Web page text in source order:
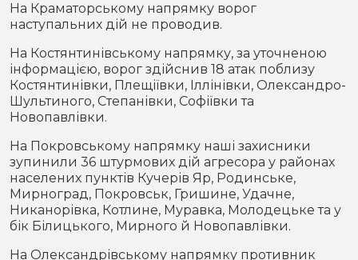
На Краматорському напрямку ворог
наступальних дій не проводив.
На Костянтинівському напрямку, за уточненою
інформацією, ворог здійснив 18 атак поблизу
Костянтинівки, Плещіївки, Іллінівки, Олександро-
Шультиного, Степанівки, Софіївки та
Новопавлівки.
На Покровському напрямку наші захисники
зупинили 36 штурмових дій агресора у районах
населених пунктів Кучерів Яр, Родинське,
Мирноград, Покровськ, Гришине, Удачне,
Никанорівка, Котлине, Муравка, Молодецьке та у
бік Білицького, Мирного й Новопавлівки.
На Олександрівському напрямку противник